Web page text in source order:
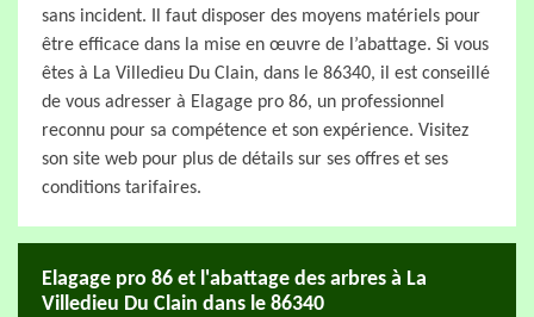
sans incident. Il faut disposer des moyens matériels pour
être efficace dans la mise en œuvre de l’abattage. Si vous
êtes à La Villedieu Du Clain, dans le 86340, il est conseillé
de vous adresser à Elagage pro 86, un professionnel
reconnu pour sa compétence et son expérience. Visitez
son site web pour plus de détails sur ses offres et ses
conditions tarifaires.
Elagage pro 86 et l'abattage des arbres à La
Villedieu Du Clain dans le 86340